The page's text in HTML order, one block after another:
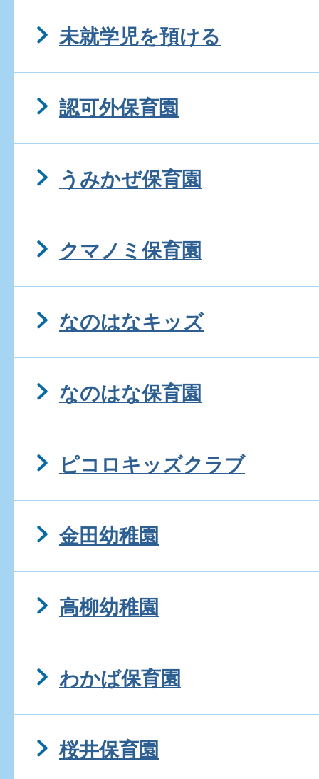
未就学児を預ける
認可外保育園
うみかぜ保育園
クマノミ保育園
なのはなキッズ
なのはな保育園
ピコロキッズクラブ
金田幼稚園
高柳幼稚園
わかば保育園
桜井保育園